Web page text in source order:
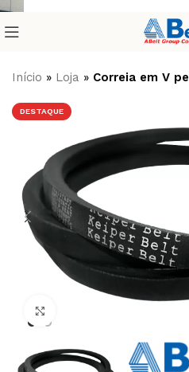
Início » Loja » Correia em V
DESTAQUE